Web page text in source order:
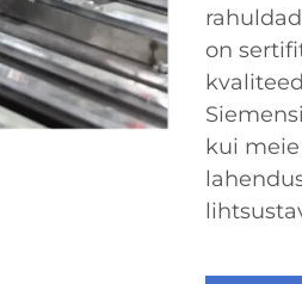
on
kui